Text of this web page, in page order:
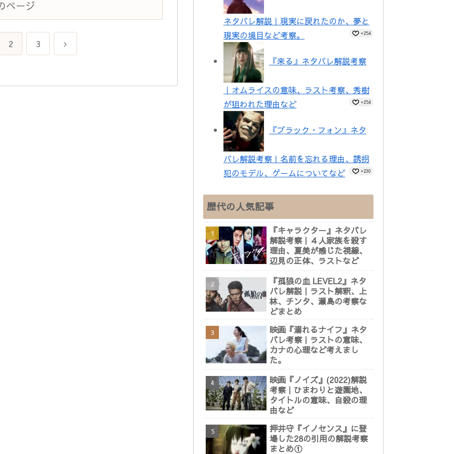
ページ
2 3
次
ネタバレ解説｜現実に戻れたのか、夢と
現実の境目など考察。
+254
『来る』ネタバレ解説考察
｜オムライスの意味、ラスト考察、秀樹
が狙われた理由など
+254
『ブラック・フォン』ネタ
バレ解説考察｜名前を忘れる理由、誘拐
犯のモデル、ゲームについてなど
+230
歴代の人気記事
『キャラクター』ネタバレ
解説考察｜４人家族を殺す
理由、夏美が感じた視線、
辺見の正体、ラストなど
『孤狼の血 LEVEL2』ネタ
バレ解説｜ラスト解釈、上
林、チンタ、瀬島の考察な
どまとめ
映画『溺れるナイフ』ネタ
バレ考察｜ラストの意味、
カナの心理など考えまし
た。
映画『ノイズ』(2022)解説
考察｜ひまわりと遊園地、
タイトルの意味、自殺の理
由など
押井守『イノセンス』に登
場した28の引用の解説考察
まとめ①